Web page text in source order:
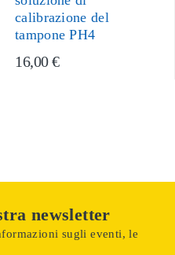
calibrazione del
tampone PH4
16,00 €
newsletter
sugli eventi, le